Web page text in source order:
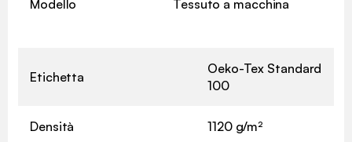
Modello Tessuto a macchina
Etichetta
Oeko-Tex Standard
100
Densità 1120 g/m²